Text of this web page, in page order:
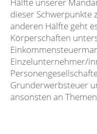
dieser Schwerpunkte
anderen Hälfte geht
Körperschaften
Einzelunternehmer/
Grunderwerbsteuer
ansonsten an